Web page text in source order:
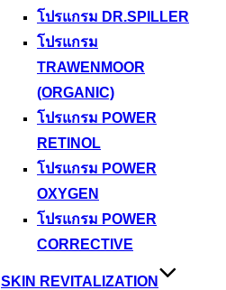
โปรแกรม DR.SPILLER
โปรแกรม
TRAWENMOOR
(ORGANIC)
โปรแกรม POWER
RETINOL
โปรแกรม POWER
OXYGEN
โปรแกรม POWER
CORRECTIVE
SKIN REVITALIZATION